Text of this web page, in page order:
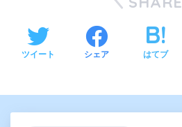
ツイート シェア はてブ